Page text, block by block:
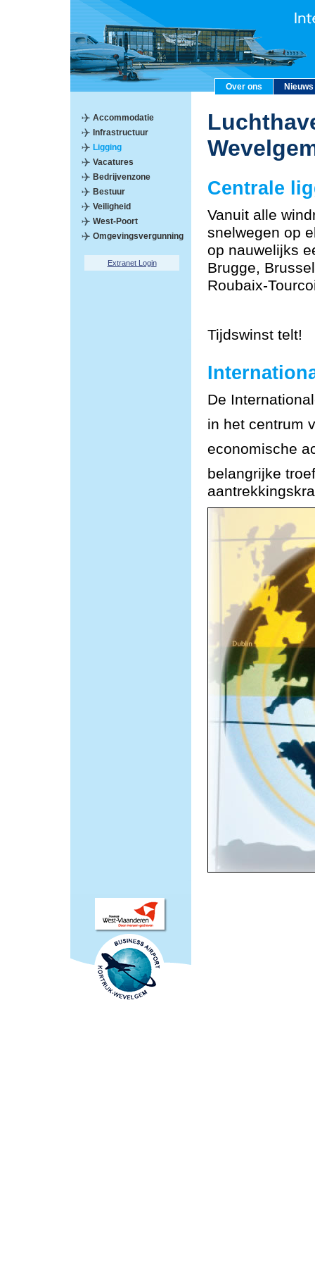
Over ons Nieuws
Accommodatie
Infrastructuur
Ligging
Vacatures
Bedrijvenzone
Bestuur
Veiligheid
West-Poort
Omgevingsvergunning
Extranet Login
Centrale
Vanuit alle
snelwegen op
op nauwelijks
Brugge,
Roubaix-
Tijdswinst telt!
De
in het centrum
economische
belangrijke